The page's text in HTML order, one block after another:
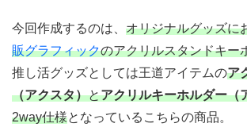
今回作成するのは、 オリジナルグッズに
販グラフィックのアクリルスタンドキー
推し活グッズとしては王道アイテムのア
（アクスタ）とアクリルキーホルダー（
2way仕様となっているこちらの商品。